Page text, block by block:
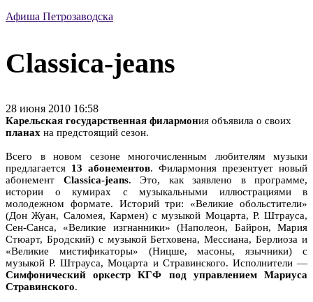
Афиша Петрозаводска
Classica-jeans
28 июня 2010 16:58
Карельская государственная филармония объявила о своих
планах на предстоящий сезон.
Всего в новом сезоне многочисленным любителям музыки
предлагается 13 абонементов. Филармония презентует новый
абонемент Classica-jeans. Это, как заявлено в программе,
истории о кумирах с музыкальными иллюстрациями в
молодежном формате. Историй три: «Великие обольстители»
(Дон Жуан, Саломея, Кармен) с музыкой Моцарта, Р. Штрауса,
Сен-Санса, «Великие изгнанники» (Наполеон, Байрон, Мария
Стюарт, Бродский) с музыкой Бетховена, Мессиана, Берлиоза и
«Великие мистификаторы» (Ницше, масоны, язычники) с
музыкой Р. Штрауса, Моцарта и Стравинского. Исполнители —
Симфонический оркестр КГФ под управлением Мариуса
Стравинского.